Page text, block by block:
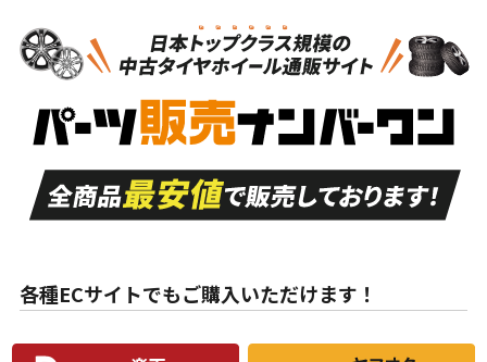
S
品）
S
新車外し品（新古
付き
A
走行距離も少なく、
目立つ傷もほとんど
ない中古品
A
走行距離も少なく、
非常に状態の良い中
古品
な中古品
んどない中古品
使用感や傷があり、
比較的きれいな中古
偏磨耗・劣化は感じ
られるが、使用に問
各種ECサイトでもご購入いただけます！